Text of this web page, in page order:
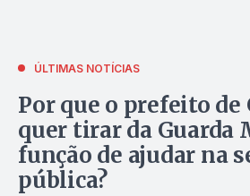
ÚLTIMAS NOTÍCIAS
Por que o prefeito de
quer tirar da Guarda
função de ajudar na
pública?